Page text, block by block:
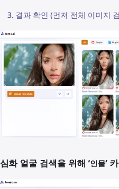
결과 확인 (먼저 전체 이미지
심화 얼굴 검색을 위해 ‘인물’